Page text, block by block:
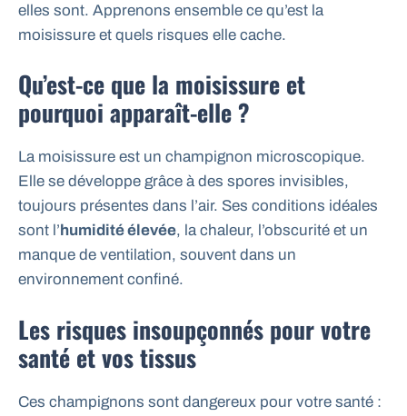
elles sont. Apprenons ensemble ce qu’est la
moisissure et quels risques elle cache.
Qu’est-ce que la moisissure et
pourquoi apparaît-elle ?
La moisissure est un champignon microscopique.
Elle se développe grâce à des spores invisibles,
toujours présentes dans l’air. Ses conditions idéales
sont l’humidité élevée, la chaleur, l’obscurité et un
manque de ventilation, souvent dans un
environnement confiné.
Les risques insoupçonnés pour votre
santé et vos tissus
Ces champignons sont dangereux pour votre santé :